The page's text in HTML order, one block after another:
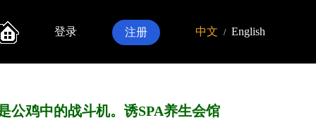
登录 注册 中文 / English
公鸡中的战斗机。诱SPA养生会馆